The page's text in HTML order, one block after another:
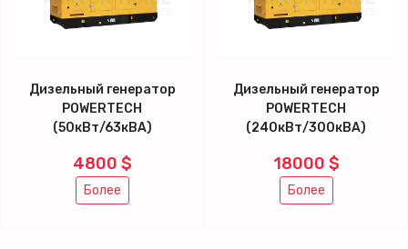
Дизельный генератор
POWERTECH
(50кВт/63кВА)
4800 $
Более
Дизельный генератор
POWERTECH
(240кВт/300кВА)
18000 $
Более